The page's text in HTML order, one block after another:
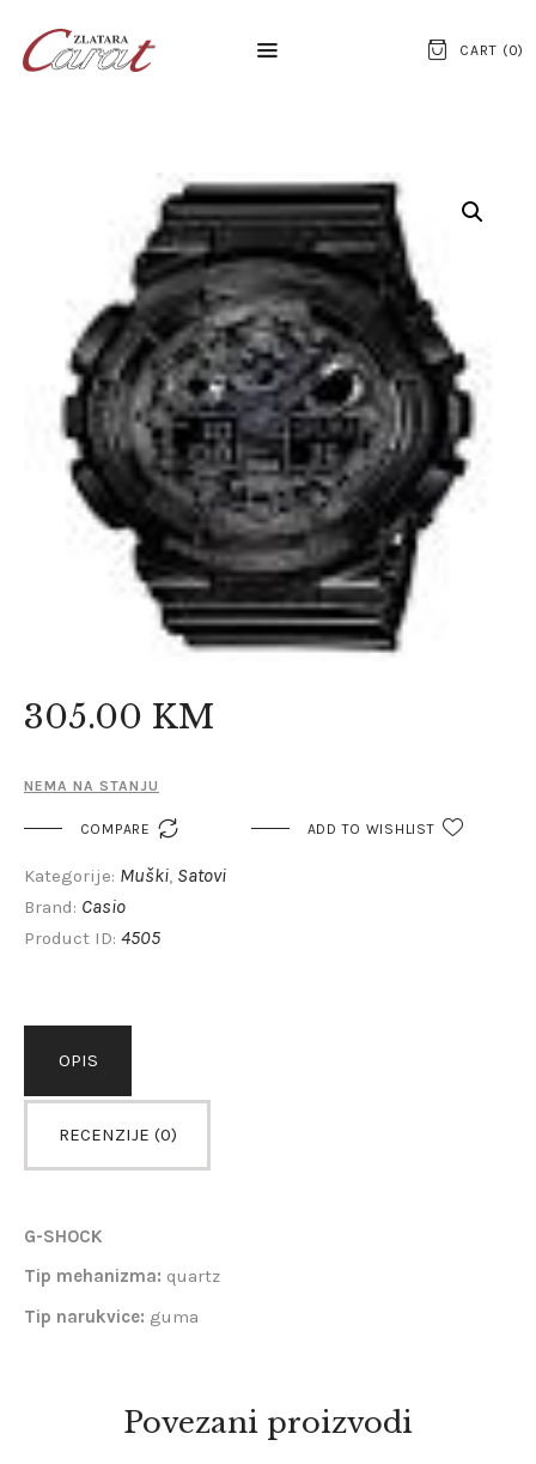
CART (0)
NASLOVNA
O NAMA
KONTAKT
SATOVI
SREBRNI NAKIT
ZLATNI NAKIT
305.00 KM
NEMA NA STANJU
COMPARE  ADD TO WISHLIST
Kategorije: Muški Satovi
Brand: Casio
Product ID: 4505
OPIS
RECENZIJE (0)
G-SHOCK
Tip mehanizma: quartz
Tip narukvice: guma
Povezani proizvodi